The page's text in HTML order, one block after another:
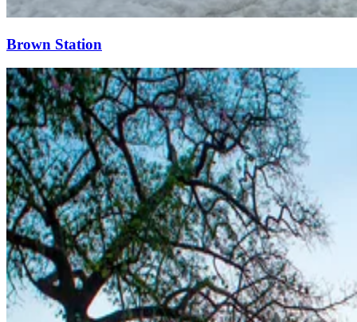
Brown Station